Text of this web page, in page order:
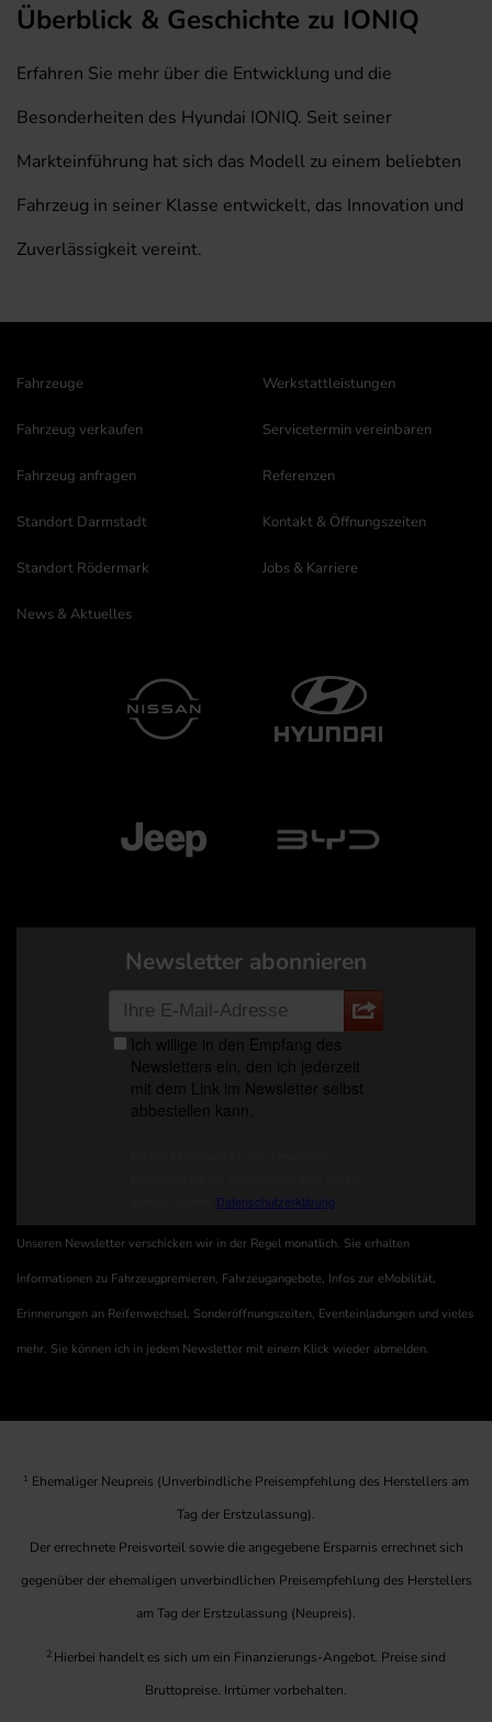
Überblick & Geschichte zu IONIQ
Erfahren Sie mehr über die Entwicklung und die
Besonderheiten des Hyundai IONIQ. Seit seiner
Markteinführung hat sich das Modell zu einem beliebten
Fahrzeug in seiner Klasse entwickelt, das Innovation und
Zuverlässigkeit vereint.
Fahrzeuge
Fahrzeug verkaufen
Fahrzeug anfragen
Werkstattleistungen
Servicetermin vereinbaren
Referenzen
Standort Darmstadt
Standort Rödermark
News & Aktuelles
Kontakt & Öffnungszeiten
Jobs & Karriere
Newsletter abonnieren
Unseren Newsletter verschicken wir in der Regel monatlich. Sie erhalten
Informationen zu Fahrzeugpremieren, Fahrzeugangebote, Infos zur eMobilität,
Erinnerungen an Reifenwechsel, Sonderöffnungszeiten, Eventeinladungen und vieles
mehr. Sie können ich in jedem Newsletter mit einem Klick wieder abmelden.
1 Ehemaliger Neupreis (Unverbindliche Preisempfehlung des Herstellers am
Tag der Erstzulassung).
Der errechnete Preisvorteil sowie die angegebene Ersparnis errechnet sich
gegenüber der ehemaligen unverbindlichen Preisempfehlung des Herstellers
am Tag der Erstzulassung (Neupreis).
2 Hierbei handelt es sich um ein Finanzierungs-Angebot. Preise sind
Bruttopreise. Irrtümer vorbehalten.